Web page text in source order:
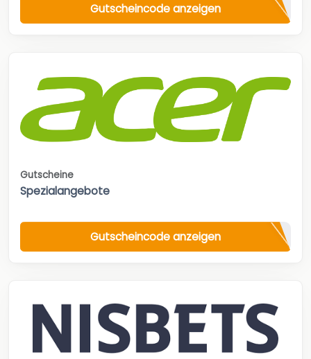
Gutscheincode anzeigen
Gutscheine
Spezialangebote
Gutscheincode anzeigen